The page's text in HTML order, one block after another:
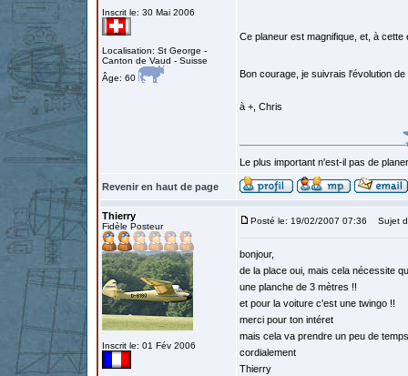
Inscrit le: 30 Mai 2006
Localisation: St George -
Canton de Vaud - Suisse
Âge: 60
Ce planeur est magnifique, et, à
Bon courage, je suivrais l'évolution
à +, Chris
Le plus important n'est-il pas de
Revenir en haut de page
Thierry
Fidèle Posteur
Inscrit le: 01 Fév 2006
Posté le: 19/02/2007 07:36 Sujet
bonjour,
de la place oui, mais cela nécessite
une planche de 3 mètres !!
et pour la voiture c'est une twingo !!
merci pour ton intéret
mais cela va prendre un peu de
cordialement
Thierry